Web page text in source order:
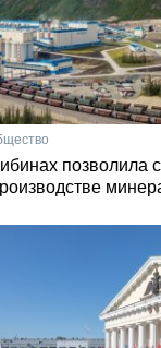
позволила